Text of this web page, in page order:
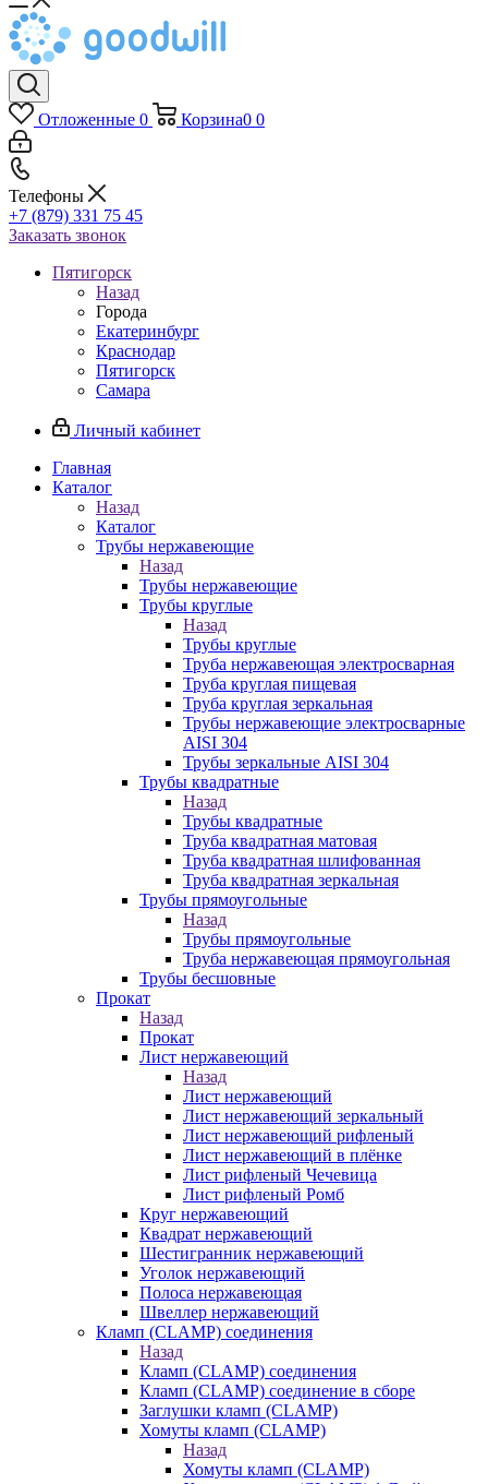
Отложенные 0 Корзина0 0
Телефоны
+7 (879) 331 75 45
Заказать звонок
Пятигорск
Назад
Города
Екатеринбург
Краснодар
Пятигорск
Самара
Личный кабинет
Главная
Каталог
Назад
Каталог
Трубы нержавеющие
Назад
Трубы нержавеющие
Трубы круглые
Назад
Трубы круглые
Труба нержавеющая электросварная
Труба круглая пищевая
Труба круглая зеркальная
Трубы нержавеющие электросварные
AISI 304
Трубы зеркальные AISI 304
Трубы квадратные
Назад
Трубы квадратные
Труба квадратная матовая
Труба квадратная шлифованная
Труба квадратная зеркальная
Трубы прямоугольные
Назад
Трубы прямоугольные
Труба нержавеющая прямоугольная
Трубы бесшовные
Прокат
Назад
Прокат
Лист нержавеющий
Назад
Лист нержавеющий
Лист нержавеющий зеркальный
Лист нержавеющий рифленый
Лист нержавеющий в плёнке
Лист рифленый Чечевица
Лист рифленый Ромб
Круг нержавеющий
Квадрат нержавеющий
Шестигранник нержавеющий
Уголок нержавеющий
Полоса нержавеющая
Швеллер нержавеющий
Кламп (CLAMP) соединения
Назад
Кламп (CLAMP) соединения
Кламп (CLAMP) соединение в сборе
Заглушки кламп (CLAMP)
Хомуты кламп (CLAMP)
Назад
Хомуты кламп (CLAMP)